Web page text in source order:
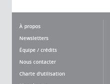
À propos
Newsletters
Équipe / crédits
Nous contacter
Charte d'utilisation